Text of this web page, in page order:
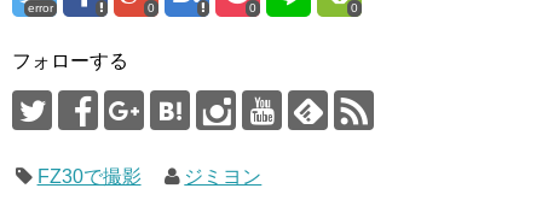
error 0 0 0
フォローする
FZ30で撮影 ジミヨン